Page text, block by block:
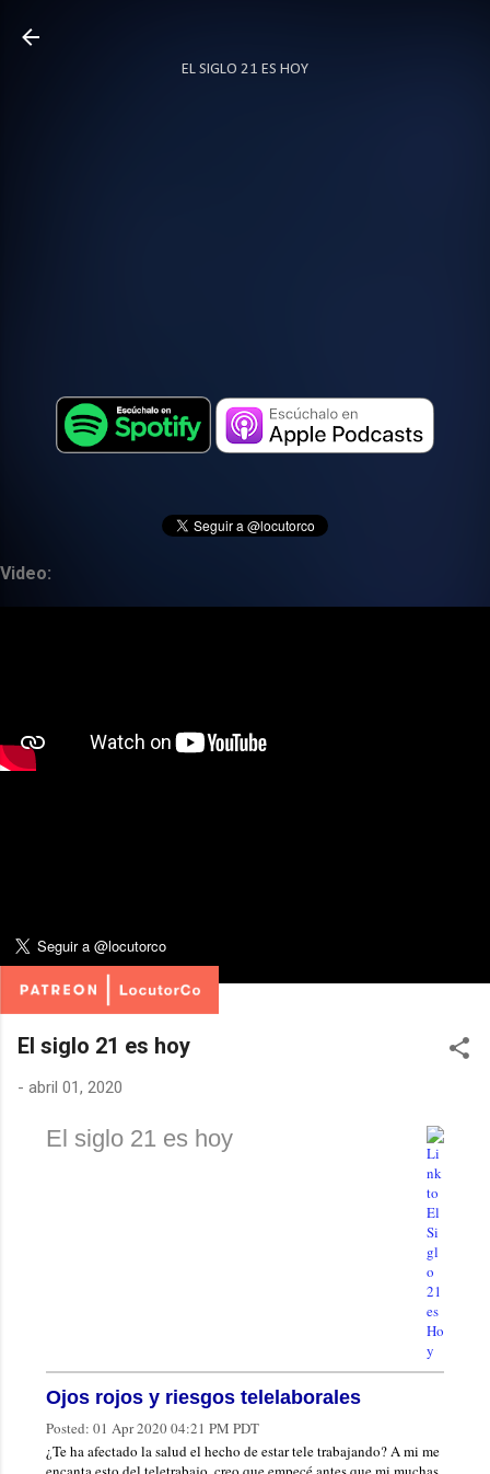
EL SIGLO 21 ES HOY
Video:
El siglo 21 es hoy
- abril 01, 2020
El siglo 21 es hoy
Ojos rojos y riesgos telelaborales
Posted: 01 Apr 2020 04:21 PM PDT
¿Te ha afectado la salud el hecho de estar tele trabajando? A mi me